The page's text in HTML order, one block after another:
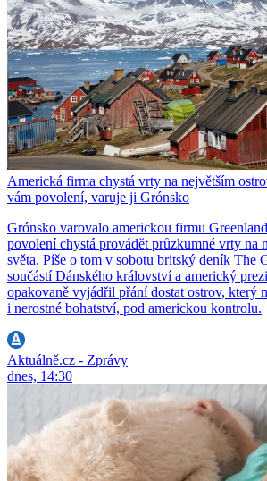
Americká firma chystá vrty na největším
vám povolení, varuje ji Grónsko
Grónsko varovalo americkou firmu
povolení chystá provádět průzkumné vrty na
světa. Píše o tom v sobotu britský deník The
součástí Dánského království a americký
opakovaně vyjádřil přání dostat ostrov, který
i nerostné bohatství, pod americkou kontrolu.
Aktuálně.cz - Zprávy
dnes, 14:30